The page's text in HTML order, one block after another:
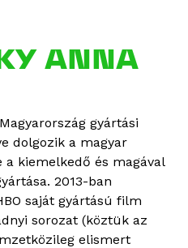
ANNA
gyártási
dolgozik a magyar
kiemelkedő és magával
2013-ban
saját gyártású film
sorozat (köztük az
elismert